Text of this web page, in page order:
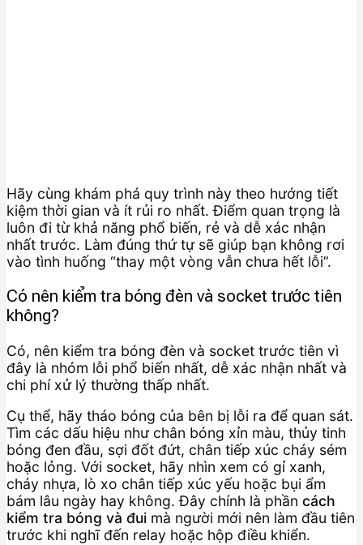
Hãy cùng khám phá quy trình này theo hướng tiết
kiệm thời gian và ít rủi ro nhất. Điểm quan trọng là
luôn đi từ khả năng phổ biến, rẻ và dễ xác nhận
nhất trước. Làm đúng thứ tự sẽ giúp bạn không rơi
vào tình huống “thay một vòng vẫn chưa hết lỗi”.
Có nên kiểm tra bóng đèn và socket trước tiên
không?
Có, nên kiểm tra bóng đèn và socket trước tiên vì
đây là nhóm lỗi phổ biến nhất, dễ xác nhận nhất và
chi phí xử lý thường thấp nhất.
Cụ thể, hãy tháo bóng của bên bị lỗi ra để quan sát.
Tìm các dấu hiệu như chân bóng xỉn màu, thủy tinh
bóng đen đầu, sợi đốt đứt, chân tiếp xúc cháy sém
hoặc lỏng. Với socket, hãy nhìn xem có gỉ xanh,
cháy nhựa, lò xo chân tiếp xúc yếu hoặc bụi ẩm
bám lâu ngày hay không. Đây chính là phần cách
kiểm tra bóng và đui mà người mới nên làm đầu tiên
trước khi nghĩ đến relay hoặc hộp điều khiển.